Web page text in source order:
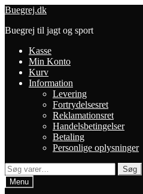
Spring
navigation
Spring
indhold
Buegrej.dk
Buegrej til jagt og sport
Kasse
Min Konto
Kurv
Information
Levering
Fortrydelsesret
Reklamationsret
Handelsbetingelser
Betaling
Personlige oplysninger
Søg
efter:
Søg
Menu